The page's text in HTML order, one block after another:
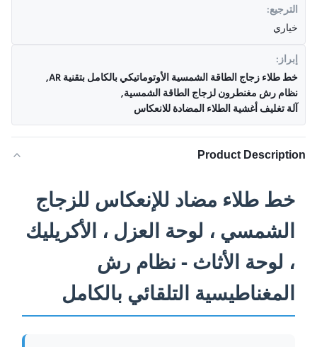
الترجيع:
خياري
إبراز:
خط طلاء زجاج الطاقة الشمسية الأوتوماتيكي بالكامل بتقنية AR
,
نظام رش مغنطرون لزجاج الطاقة الشمسية,
آلة تغليف أغشية الطلاء المضادة للانعكاس
Product Description
خط طلاء مضاد للإنعكاس للزجاج
الشمسي ، لوحة العزل ، الأكريليك
، لوحة الأثاث - نظام رش
المغناطيسية التلقائي بالكامل